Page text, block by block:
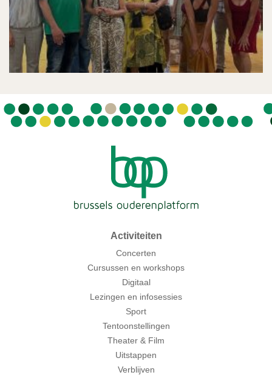
Activiteiten
Concerten
Cursussen en workshops
Digitaal
Lezingen en infosessies
Sport
Tentoonstellingen
Theater & Film
Uitstappen
Verblijven